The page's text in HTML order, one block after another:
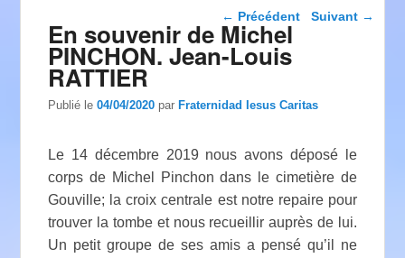
Navigation dans les
← Précédent Suivant →
En souvenir de Michel
PINCHON. Jean-Louis
RATTIER
Publié le04/04/2020 parFraternidad Iesus Caritas
Le 14 décembre 2019 nous avons déposé le
corps de Michel Pinchon dans le cimetière de
Gouville; la croix centrale est notre repaire pour
trouver la tombe et nous recueillir auprès de lui.
Un petit groupe de ses amis a pensé qu’il ne